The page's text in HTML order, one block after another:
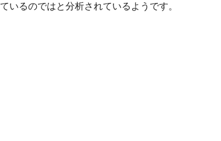
いるのではと分析されているようです。